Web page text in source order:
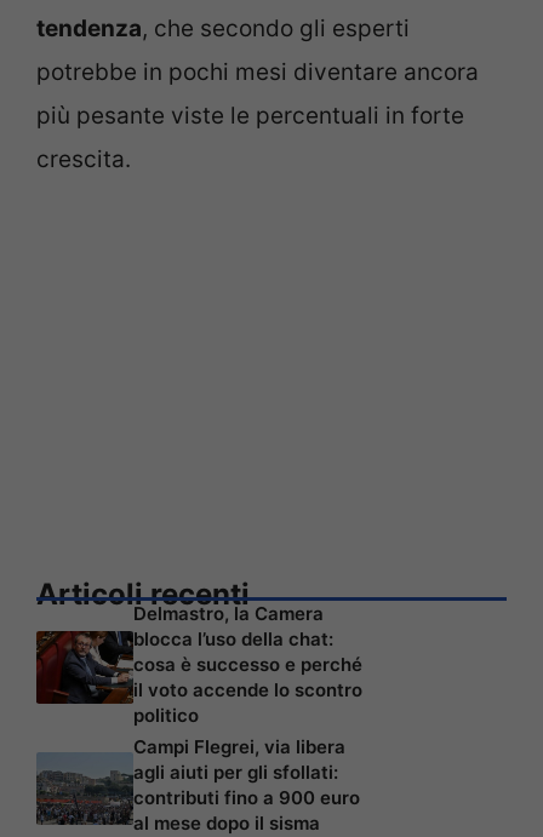
tendenza, che secondo gli esperti
potrebbe in pochi mesi diventare ancora
più pesante viste le percentuali in forte
crescita.
Articoli recenti
Delmastro, la Camera
blocca l’uso della chat:
cosa è successo e perché
il voto accende lo scontro
politico
Campi Flegrei, via libera
agli aiuti per gli sfollati:
contributi fino a 900 euro
al mese dopo il sisma